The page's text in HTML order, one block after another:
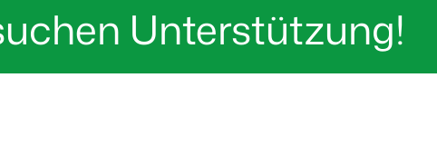
Unterstützung!